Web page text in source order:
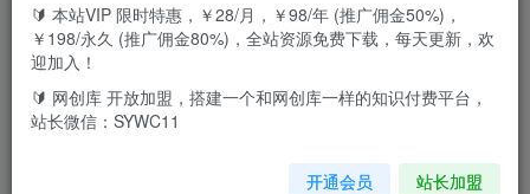
课程目录：
这个最新项目就是美团的分支模块，推出的特底价外卖配
送，内有拉新活动一人5r
原理就是我们通过拉新人兑换现金提现。
🔰 本站VIP 限时特惠，￥28/月，￥98/年 (推广佣金50%)，
￥198/永久 (推广佣金80%)，全站资源免费下载，每天更新，欢
迎加入！
🔰 网创库 开放加盟，搭建一个和网创库一样的知识付费平台，
站长微信：SYWC11
开通会员 站长加盟